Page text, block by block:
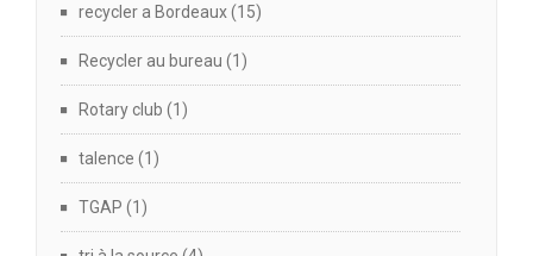
recycler a Bordeaux(15)
Recycler au bureau (1)
Rotary club (1)
talence (1)
TGAP (1)